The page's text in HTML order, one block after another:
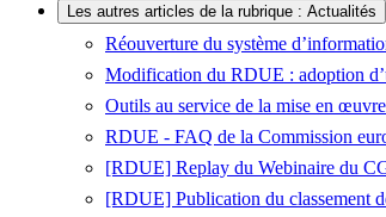
Les autres articles de la rubrique : Actualités
Réouverture du système
Modification du RDUE : adoption
Outils au service de la mise en
RDUE - FAQ de la Commission
[RDUE] Replay du Webinaire du
[RDUE] Publication du classement